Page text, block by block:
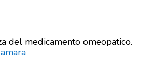
del medicamento omeopatico.